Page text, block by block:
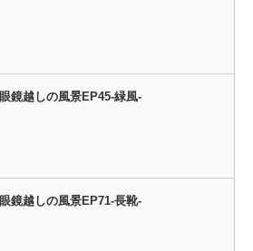
眼鏡越しの風景EP45-緑風-
眼鏡越しの風景EP71-長靴-